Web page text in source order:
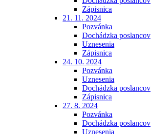
Zápisnica
21. 11. 2024
Pozvánka
Dochádzka poslancov
Uznesenia
Zápisnica
24. 10. 2024
Pozvánka
Uznesenia
Dochádzka poslancov
Zápisnica
27. 8. 2024
Pozvánka
Dochádzka poslancov
Uznesenia